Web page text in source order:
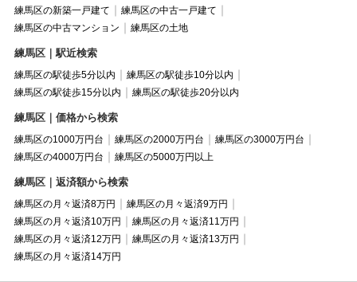
練馬区の新築一戸建て
練馬区の中古一戸建て
練馬区の中古マンション
練馬区の土地
練馬区｜駅近検索
練馬区の駅徒歩5分以内
練馬区の駅徒歩10分以内
練馬区の駅徒歩15分以内
練馬区の駅徒歩20分以内
練馬区｜価格から検索
練馬区の1000万円台 練馬区の2000万円台
練馬区の3000万円台
練馬区の4000万円台
練馬区の5000万円以上
練馬区｜返済額から検索
練馬区の月々返済8万円
練馬区の月々返済9万円
練馬区の月々返済10万円
練馬区の月々返済11万円
練馬区の月々返済12万円
練馬区の月々返済13万円
練馬区の月々返済14万円